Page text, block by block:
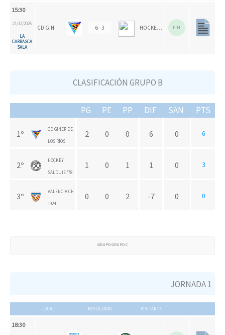
15:30
21/12/2025
LA
CARRASCA
SALA
CD GINER DE LOS RÍOS 6 - 3 HOCKEY SALDUIE '78 FIN
CLASIFICACIÓN GRUPO B
PG PE PP DIF SAN PTS
1º CD GINER DE
LOS RÍOS
2 0 0 6 0 6
2º HOCKEY
SALDUIE '78
1 0 1 1 0 3
3º VALENCIA CH
1924
0 0 2 -7 0 0
GRUPO GRUPO C
JORNADA 1
LOCAL RESULTADO VISITANTE
18:30